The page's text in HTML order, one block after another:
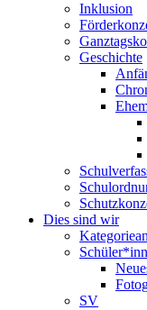
Inklusion
Geschichte
Dies sind wir
SV